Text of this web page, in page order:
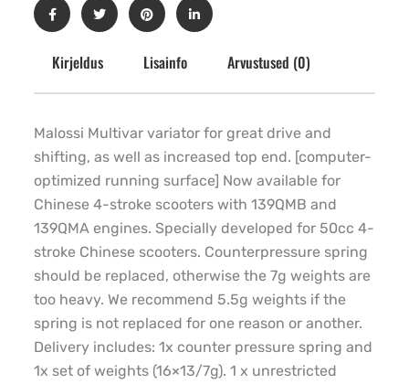
Kirjeldus Lisainfo Arvustused (0)
Malossi Multivar variator for great drive and
shifting, as well as increased top end. [computer-
optimized running surface] Now available for
Chinese 4-stroke scooters with 139QMB and
139QMA engines. Specially developed for 50cc 4-
stroke Chinese scooters. Counterpressure spring
should be replaced, otherwise the 7g weights are
too heavy. We recommend 5.5g weights if the
spring is not replaced for one reason or another.
Delivery includes: 1x counter pressure spring and
1x set of weights (16×13/7g). 1 x unrestricted